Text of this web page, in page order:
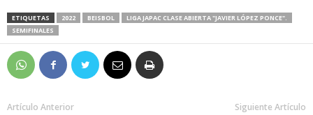
ETIQUETAS 2022 BEISBOL
LIGA JAPAC CLASE ABIERTA "JAVIER LÓPEZ PONCE".
SEMIFINALES
Artículo Anterior Siguiente Artículo